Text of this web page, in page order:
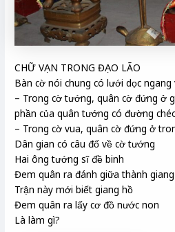
CHỮ VẠN TRONG ĐẠO LÃO
Bàn cờ nói chung có lưới dọc
– Trong cờ tướng, quân cờ đứng ở
phần của quân tướng có đường
– Trong cờ vua, quân cờ đứng ở
Dân gian có câu đố về cờ tướng
Hai ông tướng sĩ đề binh
Đem quân ra đánh giữa thành
Trận này mới biết giang hồ
Đem quân ra lấy cơ đồ nước non
Là làm gì?